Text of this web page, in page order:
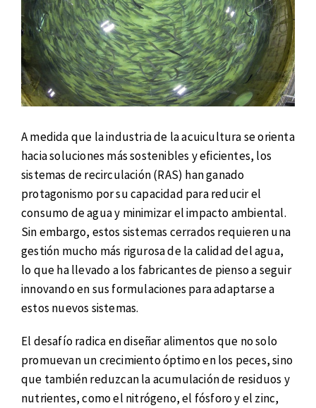
A medida que la industria de la acuicultura se orienta
hacia soluciones más sostenibles y eficientes, los
sistemas de recirculación (RAS) han ganado
protagonismo por su capacidad para reducir el
consumo de agua y minimizar el impacto ambiental.
Sin embargo, estos sistemas cerrados requieren una
gestión mucho más rigurosa de la calidad del agua,
lo que ha llevado a los fabricantes de pienso a seguir
innovando en sus formulaciones para adaptarse a
estos nuevos sistemas.
El desafío radica en diseñar alimentos que no solo
promuevan un crecimiento óptimo en los peces, sino
que también reduzcan la acumulación de residuos y
nutrientes, como el nitrógeno, el fósforo y el zinc,